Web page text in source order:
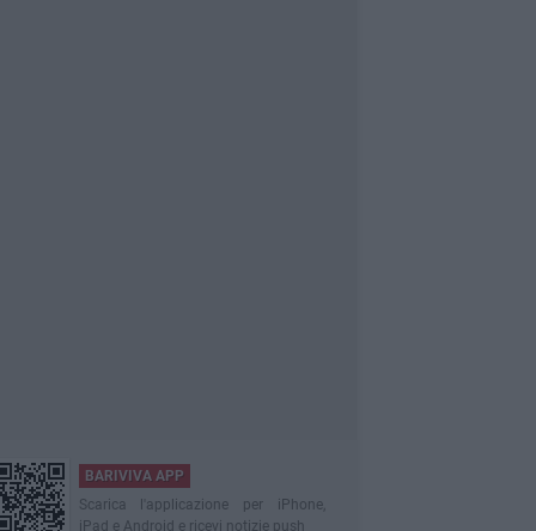
BARIVIVA APP
Scarica l'applicazione per iPhone,
iPad e Android e ricevi notizie push